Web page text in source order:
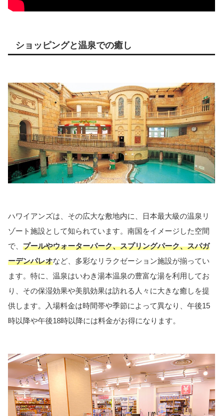
ショッピングと温泉での癒し
ハワイアンズは、その広大な敷地内に、日本最大級の温泉リ
ゾート施設として知られています。南国をイメージした空間
で、 プールやウォーターパーク、スプリングパーク、スパガ
ーデンパレオなど、多彩なリラクゼーション施設が揃ってい
ます。特に、温泉はいわき湯本温泉の豊富な湯を利用してお
り、その保湿効果や美肌効果は訪れる人々に大きな癒しを提
供します。入場料金は時間帯や季節によって異なり、午後15
時以降や午後18時以降には料金がお得になります。